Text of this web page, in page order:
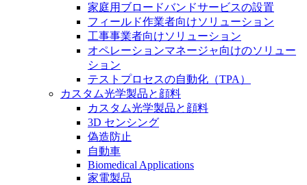
家庭用ブロードバンドサービスの設置
フィールド作業者向けソリューション
工事事業者向けソリューション
オペレーションマネージャ向けのソリュー
ション
テストプロセスの自動化（TPA）
カスタム光学製品と顔料
カスタム光学製品と顔料
3D センシング
偽造防止
自動車
Biomedical Applications
家電製品